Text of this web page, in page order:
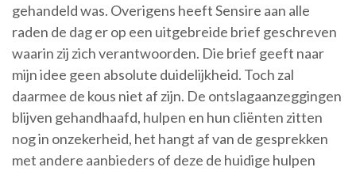
gehandeld was. Overigens heeft Sensire aan alle
raden de dag er op een uitgebreide brief geschreven
waarin zij zich verantwoorden. Die brief geeft naar
mijn idee geen absolute duidelijkheid. Toch zal
daarmee de kous niet af zijn. De ontslagaanzeggingen
blijven gehandhaafd, hulpen en hun cliënten zitten
nog in onzekerheid, het hangt af van de gesprekken
met andere aanbieders of deze de huidige hulpen